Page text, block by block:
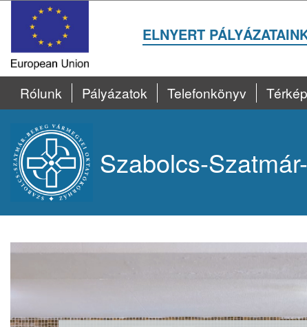
ELNYERT
Rólunk Pályázatok Telefonkönyv Térkép
Szabolcs-